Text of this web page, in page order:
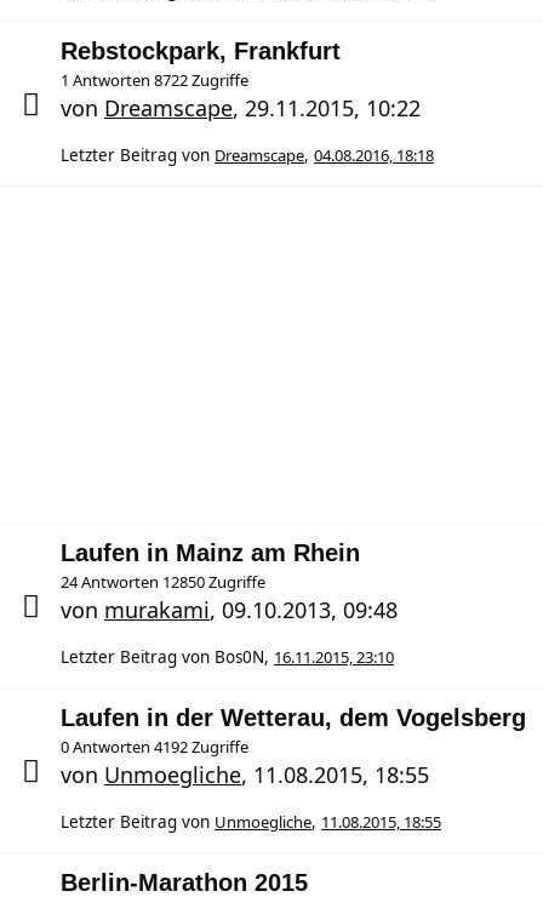
Rebstockpark, Frankfurt
1 Antworten 8722 Zugriffe
von Dreamscape, 29.11.2015, 10:22
Letzter Beitrag von Dreamscape, 04.08.2016, 18:18
Laufen in Mainz am Rhein
24 Antworten 12850 Zugriffe
von murakami, 09.10.2013, 09:48
Letzter Beitrag von Bos0N, 16.11.2015, 23:10
Laufen in der Wetterau, dem Vogelsberg
0 Antworten 4192 Zugriffe
von Unmoegliche, 11.08.2015, 18:55
Letzter Beitrag von Unmoegliche, 11.08.2015, 18:55
Berlin-Marathon 2015